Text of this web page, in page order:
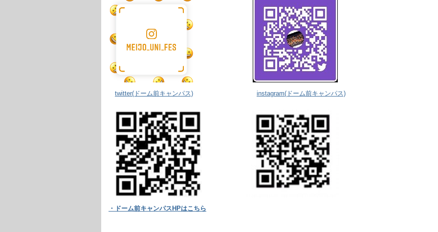
twitter(ドーム前キャンパス) instagram(ドーム前キャンパス)
・ドーム前キャンパスHPはこちら